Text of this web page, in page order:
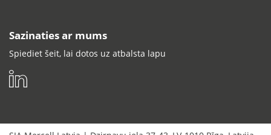
Sazinaties ar mums
Spiediet šeit, lai dotos uz atbalsta lapu